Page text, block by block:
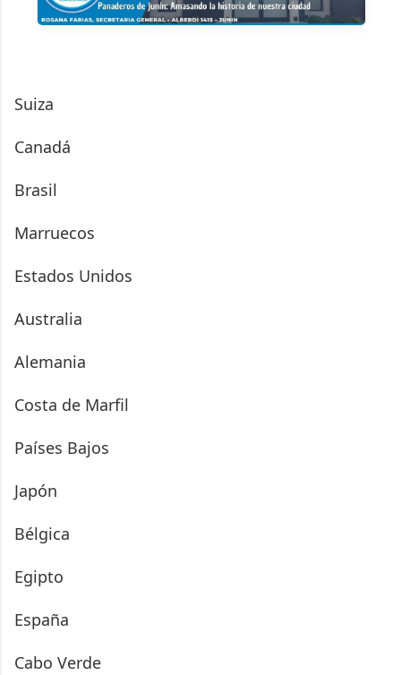
Suiza
Canadá
Brasil
Marruecos
Estados Unidos
Australia
Alemania
Costa de Marfil
Países Bajos
Japón
Bélgica
Egipto
España
Cabo Verde